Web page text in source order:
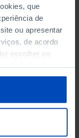
que
de
ou apresentar
de acordo
escolher os
Saiba mais
ou da
tem
é a resposta
os